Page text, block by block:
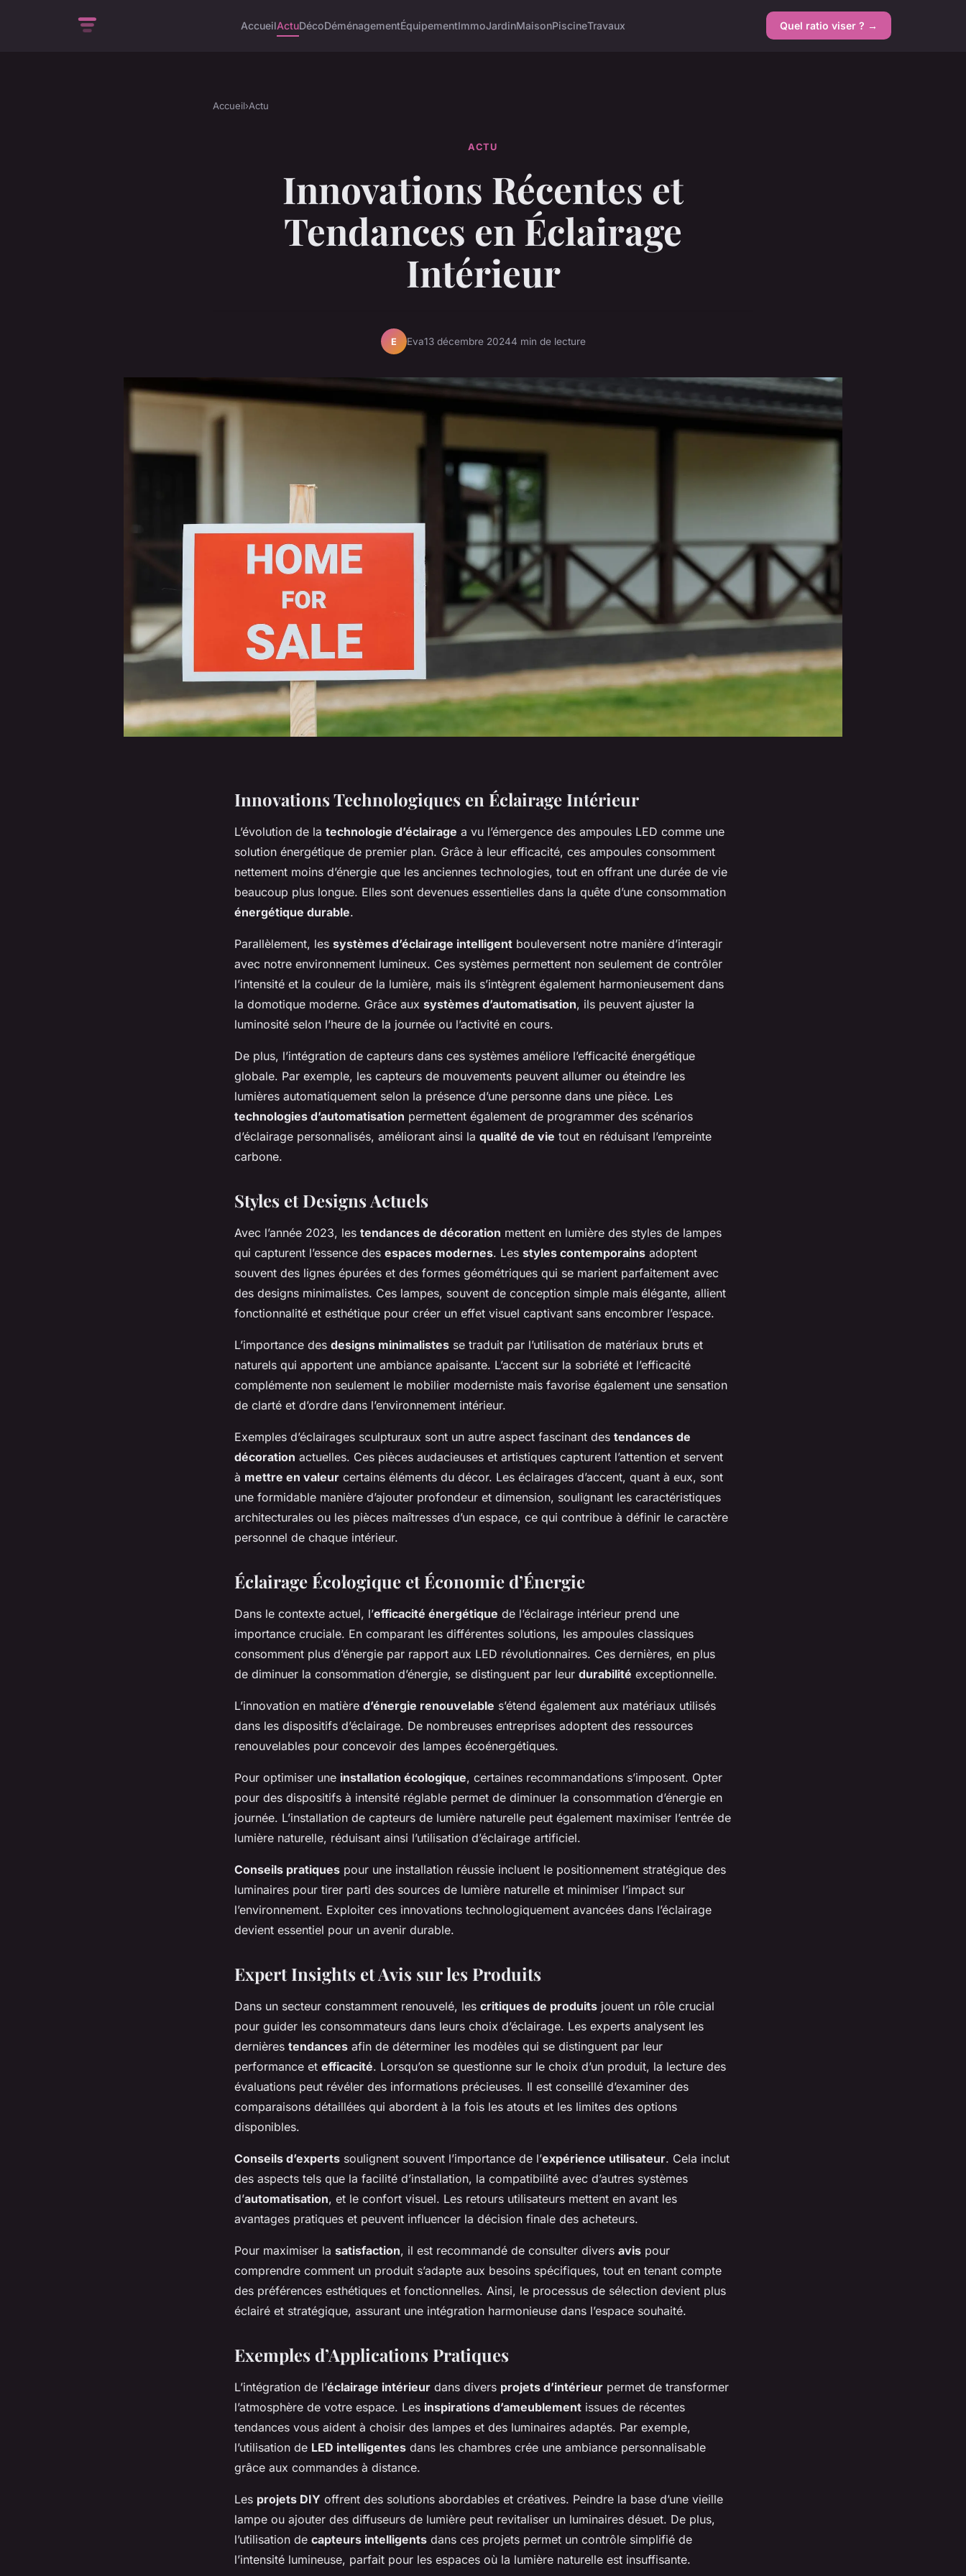
AccueilActuDécoDéménagementÉquipementImmoJardinMaisonPiscineTravaux Quel ratio viser ? →
Accueil›Actu
ACTU
Innovations Récentes et
Tendances en Éclairage
Intérieur
E Eva13 décembre 20244 min de lecture
Innovations Technologiques en Éclairage Intérieur
L’évolution de la technologie d’éclairage a vu l’émergence des ampoules LED comme une
solution énergétique de premier plan. Grâce à leur efficacité, ces ampoules consomment
nettement moins d’énergie que les anciennes technologies, tout en offrant une durée de vie
beaucoup plus longue. Elles sont devenues essentielles dans la quête d’une consommation
énergétique durable.
Parallèlement, les systèmes d’éclairage intelligent bouleversent notre manière d’interagir
avec notre environnement lumineux. Ces systèmes permettent non seulement de contrôler
l’intensité et la couleur de la lumière, mais ils s’intègrent également harmonieusement dans
la domotique moderne. Grâce aux systèmes d’automatisation, ils peuvent ajuster la
luminosité selon l’heure de la journée ou l’activité en cours.
De plus, l’intégration de capteurs dans ces systèmes améliore l’efficacité énergétique
globale. Par exemple, les capteurs de mouvements peuvent allumer ou éteindre les
lumières automatiquement selon la présence d’une personne dans une pièce. Les
technologies d’automatisation permettent également de programmer des scénarios
d’éclairage personnalisés, améliorant ainsi la qualité de vie tout en réduisant l’empreinte
carbone.
Styles et Designs Actuels
Avec l’année 2023, les tendances de décoration mettent en lumière des styles de lampes
qui capturent l’essence des espaces modernes. Les styles contemporains adoptent
souvent des lignes épurées et des formes géométriques qui se marient parfaitement avec
des designs minimalistes. Ces lampes, souvent de conception simple mais élégante, allient
fonctionnalité et esthétique pour créer un effet visuel captivant sans encombrer l’espace.
L’importance des designs minimalistes se traduit par l’utilisation de matériaux bruts et
naturels qui apportent une ambiance apaisante. L’accent sur la sobriété et l’efficacité
complémente non seulement le mobilier moderniste mais favorise également une sensation
de clarté et d’ordre dans l’environnement intérieur.
Exemples d’éclairages sculpturaux sont un autre aspect fascinant des tendances de
décoration actuelles. Ces pièces audacieuses et artistiques capturent l’attention et servent
à mettre en valeur certains éléments du décor. Les éclairages d’accent, quant à eux, sont
une formidable manière d’ajouter profondeur et dimension, soulignant les caractéristiques
architecturales ou les pièces maîtresses d’un espace, ce qui contribue à définir le caractère
personnel de chaque intérieur.
Éclairage Écologique et Économie d’Énergie
Dans le contexte actuel, l’efficacité énergétique de l’éclairage intérieur prend une
importance cruciale. En comparant les différentes solutions, les ampoules classiques
consomment plus d’énergie par rapport aux LED révolutionnaires. Ces dernières, en plus
de diminuer la consommation d’énergie, se distinguent par leur durabilité exceptionnelle.
L’innovation en matière d’énergie renouvelable s’étend également aux matériaux utilisés
dans les dispositifs d’éclairage. De nombreuses entreprises adoptent des ressources
renouvelables pour concevoir des lampes écoénergétiques.
Pour optimiser une installation écologique, certaines recommandations s’imposent. Opter
pour des dispositifs à intensité réglable permet de diminuer la consommation d’énergie en
journée. L’installation de capteurs de lumière naturelle peut également maximiser l’entrée de
lumière naturelle, réduisant ainsi l’utilisation d’éclairage artificiel.
Conseils pratiques pour une installation réussie incluent le positionnement stratégique des
luminaires pour tirer parti des sources de lumière naturelle et minimiser l’impact sur
l’environnement. Exploiter ces innovations technologiquement avancées dans l’éclairage
devient essentiel pour un avenir durable.
Expert Insights et Avis sur les Produits
Dans un secteur constamment renouvelé, les critiques de produits jouent un rôle crucial
pour guider les consommateurs dans leurs choix d’éclairage. Les experts analysent les
dernières tendances afin de déterminer les modèles qui se distinguent par leur
performance et efficacité. Lorsqu’on se questionne sur le choix d’un produit, la lecture des
évaluations peut révéler des informations précieuses. Il est conseillé d’examiner des
comparaisons détaillées qui abordent à la fois les atouts et les limites des options
disponibles.
Conseils d’experts soulignent souvent l’importance de l’expérience utilisateur. Cela inclut
des aspects tels que la facilité d’installation, la compatibilité avec d’autres systèmes
d’automatisation, et le confort visuel. Les retours utilisateurs mettent en avant les
avantages pratiques et peuvent influencer la décision finale des acheteurs.
Pour maximiser la satisfaction, il est recommandé de consulter divers avis pour
comprendre comment un produit s’adapte aux besoins spécifiques, tout en tenant compte
des préférences esthétiques et fonctionnelles. Ainsi, le processus de sélection devient plus
éclairé et stratégique, assurant une intégration harmonieuse dans l’espace souhaité.
Exemples d’Applications Pratiques
L’intégration de l’éclairage intérieur dans divers projets d’intérieur permet de transformer
l’atmosphère de votre espace. Les inspirations d’ameublement issues de récentes
tendances vous aident à choisir des lampes et des luminaires adaptés. Par exemple,
l’utilisation de LED intelligentes dans les chambres crée une ambiance personnalisable
grâce aux commandes à distance.
Les projets DIY offrent des solutions abordables et créatives. Peindre la base d’une vieille
lampe ou ajouter des diffuseurs de lumière peut revitaliser un luminaires désuet. De plus,
l’utilisation de capteurs intelligents dans ces projets permet un contrôle simplifié de
l’intensité lumineuse, parfait pour les espaces où la lumière naturelle est insuffisante.